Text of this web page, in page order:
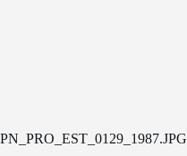
PN_PRO_EST_0129_1987.JPG